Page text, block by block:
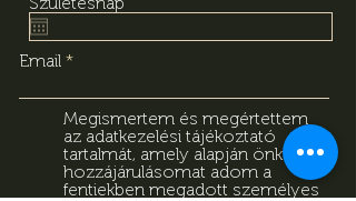
Email
Megismertem és megértettem
az adatkezelési tájékoztató
tartalmát, amely alapján önkéntes
hozzájárulásomat adom a
fentiekben megadott személyes